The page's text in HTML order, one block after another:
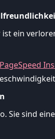
ein
Sie sind